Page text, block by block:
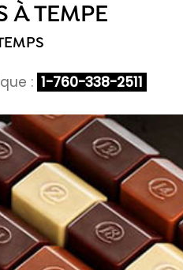
À TEMPE
: 1-760-338-2511